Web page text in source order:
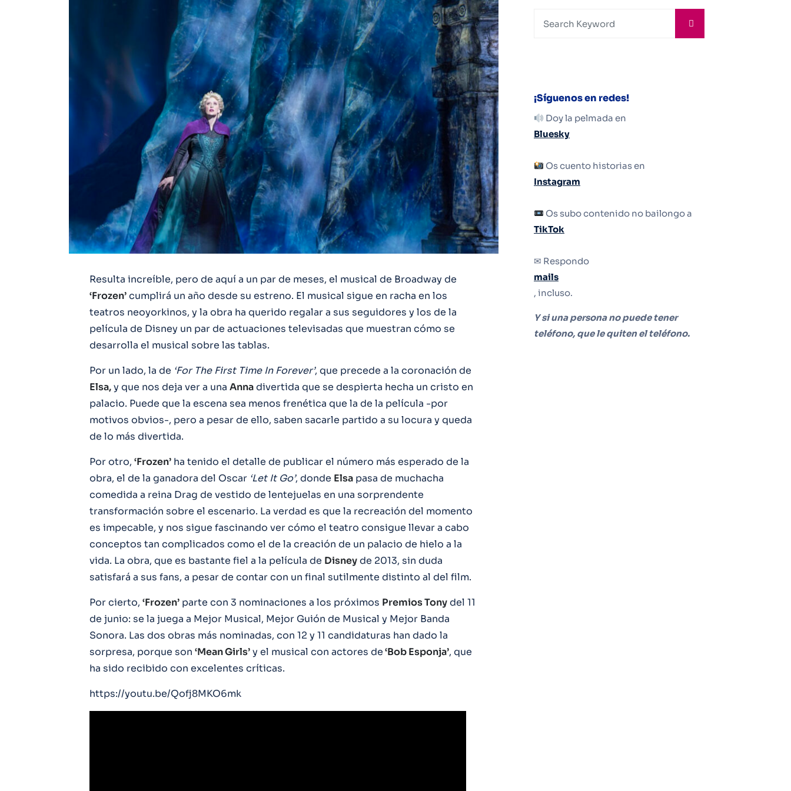
Resulta increíble, pero de aquí a un par de meses, el musical de Broadway de
‘Frozen’cumplirá un año desde su estreno. El musical sigue en racha en los
teatros neoyorkinos, y la obra ha querido regalar a sus seguidores y los de la
película de Disney un par de actuaciones televisadas que muestran cómo se
desarrolla el musical sobre las tablas.
Por un lado, la de ‘For The First Time In Forever’, que precede a la coronación de
Elsa,y que nos deja ver a una Annadivertida que se despierta hecha un cristo en
palacio. Puede que la escena sea menos frenética que la de la película -por
motivos obvios-, pero a pesar de ello, saben sacarle partido a su locura y queda
de lo más divertida.
Por otro, ‘Frozen’ ha tenido el detalle de publicar el número más esperado de la
obra, el de la ganadora del Oscar ‘Let It Go’, donde Elsa pasa de muchacha
comedida a reina Drag de vestido de lentejuelas en una sorprendente
transformación sobre el escenario. La verdad es que la recreación del momento
es impecable, y nos sigue fascinando ver cómo el teatro consigue llevar a cabo
conceptos tan complicados como el de la creación de un palacio de hielo a la
vida. La obra, que es bastante fiel a la película de Disneyde 2013, sin duda
satisfará a sus fans, a pesar de contar con un final sutilmente distinto al del film.
Por cierto, ‘Frozen’ parte con 3 nominaciones a los próximos Premios Tonydel 11
de junio: se la juega a Mejor Musical, Mejor Guión de Musical y Mejor Banda
Sonora. Las dos obras más nominadas, con 12 y 11 candidaturas han dado la
sorpresa, porque son ‘Mean Girls’y el musical con actores de‘Bob Esponja’, que
ha sido recibido con excelentes críticas.
https://youtu.be/Qofj8MKO6mk
¡Síguenos en redes!
Doy la pelmada en
Bluesky
Os cuento historias en
Instagram
Os subo contenido no bailongo a
TikTok
✉ Respondo
mails
, incluso.
Y si una persona no puede tener
teléfono, que le quiten el teléfono.